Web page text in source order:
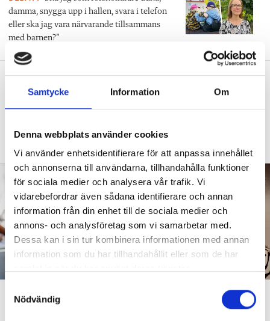
Samtycke Information Om
Denna webbplats använder cookies
Vi använder enhetsidentifierare för att anpassa innehållet
och annonserna till användarna, tillhandahålla funktioner
för sociala medier och analysera vår trafik. Vi
vidarebefordrar även sådana identifierare och annan
information från din enhet till de sociala medier och
annons- och analysföretag som vi samarbetar med.
Dessa kan i sin tur kombinera informationen med annan
information som du har tillhandahållit eller som de har
Nödvändig
damma, snygga upp i hallen, svara i telefon
eller ska jag vara närvarande tillsammans
med barnen?”
”Vad säger det om skolan när allt fler
barn behöver anpassas?”
anpassas till skolan”.
”Att ställa krav är inte elakt”